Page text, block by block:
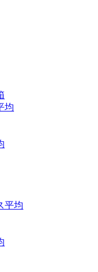
均
平均